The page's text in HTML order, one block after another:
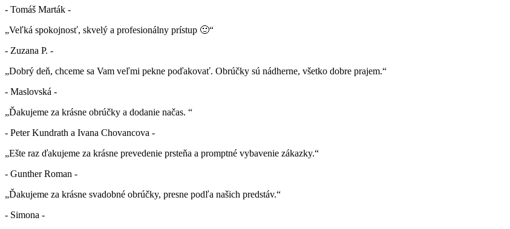
- Tomáš Marták -
„Veľká spokojnosť, skvelý a profesionálny prístup 🙂“
- Zuzana P. -
„Dobrý deň, chceme sa Vam veľmi pekne poďakovať. Obrúčky sú nádherne, všetko dobre prajem.“
- Maslovská -
„Ďakujeme za krásne obrúčky a dodanie načas. “
- Peter Kundrath a Ivana Chovancova -
„Ešte raz ďakujeme za krásne prevedenie prsteňa a promptné vybavenie zákazky.“
- Gunther Roman -
„Ďakujeme za krásne svadobné obrúčky, presne podľa našich predstáv.“
- Simona -